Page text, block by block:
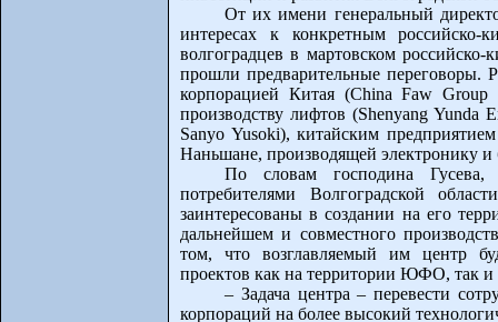
От их имени генеральный
интересах к конкретным российско-
волгоградцев в мартовском
прошли предварительные переговоры.
корпорацией Китая (China Faw
производству лифтов (Shenyang
Sanyo Yusoki), китайским
Наньшане, производящей электронику и
По словам господина Гусева,
потребителями Волгоградской
заинтересованы в создании на его
дальнейшем и совместного
том, что возглавляемый им центр
проектов как на территории ЮФО, так
– Задача центра – перевести
корпораций на более высокий